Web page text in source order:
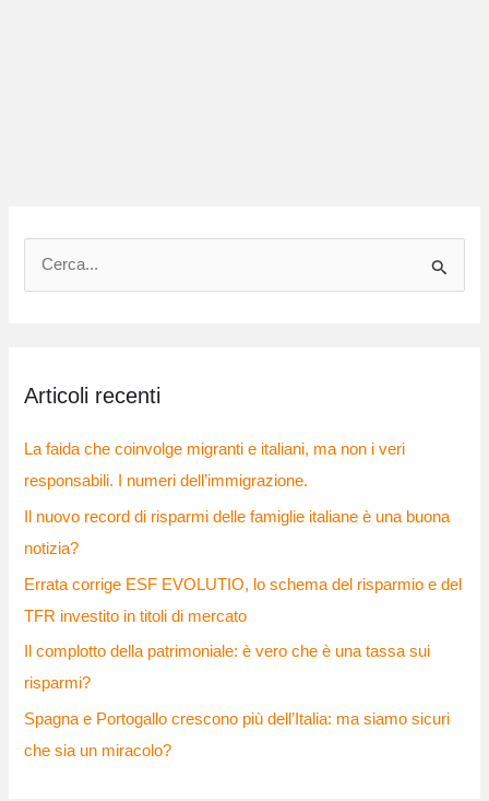
a
Articoli recenti
La faida che coinvolge migranti e italiani, ma non i veri
responsabili. I numeri dell’immigrazione.
Il nuovo record di risparmi delle famiglie italiane è una buona
notizia?
Errata corrige ESF EVOLUTIO, lo schema del risparmio e del
TFR investito in titoli di mercato
Il complotto della patrimoniale: è vero che è una tassa sui
risparmi?
Spagna e Portogallo crescono più dell’Italia: ma siamo sicuri
che sia un miracolo?